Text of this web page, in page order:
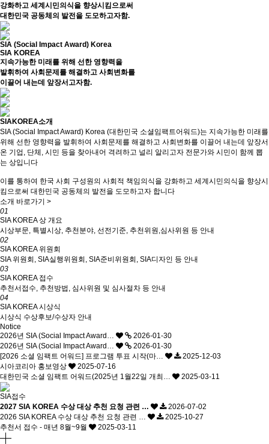
강화하고 세계시민의식을 향상시킴으로써
대한민국 공동체의 발전을 도모하고자함.
SIA (Social Impact Award) Korea
SIA KOREA
지속가능한 미래를 위해 선한 영향력을
발휘하여 사회문제를 해결하고 사회변화를
이끌어 내는데 앞장서고자함.
SIAKOREA소개
SIA (Social Impact Award) Korea (대한민국 소셜임팩트어워드)는 지속가능한 미래를
위해 선한 영향력을 발휘하여 사회문제를 해결하고 사회변화를 이끌어 내는데 앞장서
온 기업, 단체, 시민 등을 찾아내어 격려하고 널리 알리고자 전문가와 시민이 함께 뽑
는 상입니다
이를 통하여 한국 사회 구성원의 사회적 책임의식을 강화하고 세계시민의식을 향상시
킴으로써 대한민국 공동체의 발전을 도모하고자 합니다
소개 바로가기 >
01
SIA KOREA 상 개요
시상부문, 특별시상, 추천분야, 선전기준, 추천위원,심사위원 등 안내
02
SIA KOREA 위원회
SIA 위원회, SIA실행위원회, SIA준비위원회, SIA디자인 등 안내
03
SIA KOREA 접수
추천서접수, 추천방법, 심사위원 및 심사절차 등 안내
04
SIA KOREA 시상식
시상식 수상후보/수상자 안내
Notice
2026년 SIA (Social Impact Award…
2026-01-30
2026년 SIA (Social Impact Award…
2026-01-30
[2026 소셜 임팩트 어워드] 프로그램 투표 시작(마…
2025-12-03
시아코리아 홍보영상
2025-07-16
대한민국 소셜 임팩트 어워드(2025년 1월22일 개최…
2025-03-11
SIA접수
2027 SIA KOREA 수상 대상 추천 요청 관련 …
2026-07-02
2026 SIA KOREA 수상 대상 추천 요청 관련 …
2025-10-27
추천서 접수 - 매년 8월~9월
2025-03-11